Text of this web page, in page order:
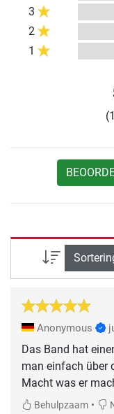
3
2
1
Anonymous
Das Band hat
man einfach über
Macht was er
Behulpzaam •